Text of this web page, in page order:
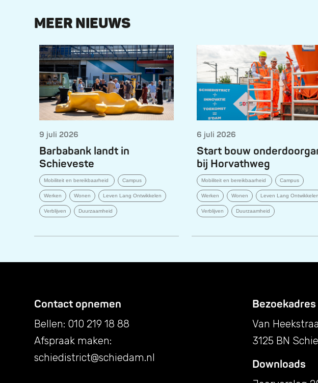
MEER NIEUWS
9 juli 2026
Barbabank landt in
Schieveste
Mobiliteit en bereikbaarheid Campus
Werken Wonen Leven Lang Ontwikkelen
Verblijven Duurzaamheid
6 juli 2026
Start bouw
bij Horvathweg
Mobiliteit en bereikbaarheid Campus
Werken Wonen Leven Lang Ontwikkelen
Verblijven Duurzaamheid
Contact opnemen
Bellen: 010 219 18 88
Afspraak maken:
schiedistrict@schiedam.nl
Bezoekadres
Van
3125 BN
Downloads